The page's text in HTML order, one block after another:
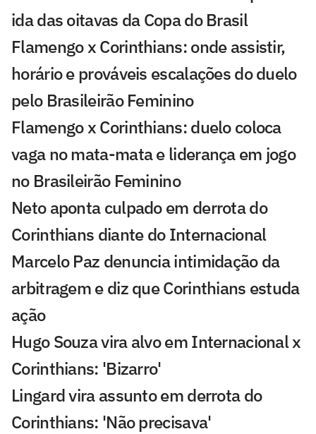
ida das oitavas da Copa do Brasil
Flamengo x Corinthians: onde assistir,
horário e prováveis escalações do duelo
pelo Brasileirão Feminino
Flamengo x Corinthians: duelo coloca
vaga no mata-mata e liderança em jogo
no Brasileirão Feminino
Neto aponta culpado em derrota do
Corinthians diante do Internacional
Marcelo Paz denuncia intimidação da
arbitragem e diz que Corinthians estuda
ação
Hugo Souza vira alvo em Internacional x
Corinthians: 'Bizarro'
Lingard vira assunto em derrota do
Corinthians: 'Não precisava'